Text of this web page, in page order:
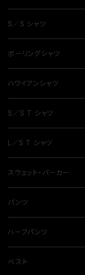
S／S シャツ
ボーリングシャツ
ハワイアンシャツ
S／S T シャツ
L／S T シャツ
スウェット・パーカー
パンツ
ハーフパンツ
ベスト